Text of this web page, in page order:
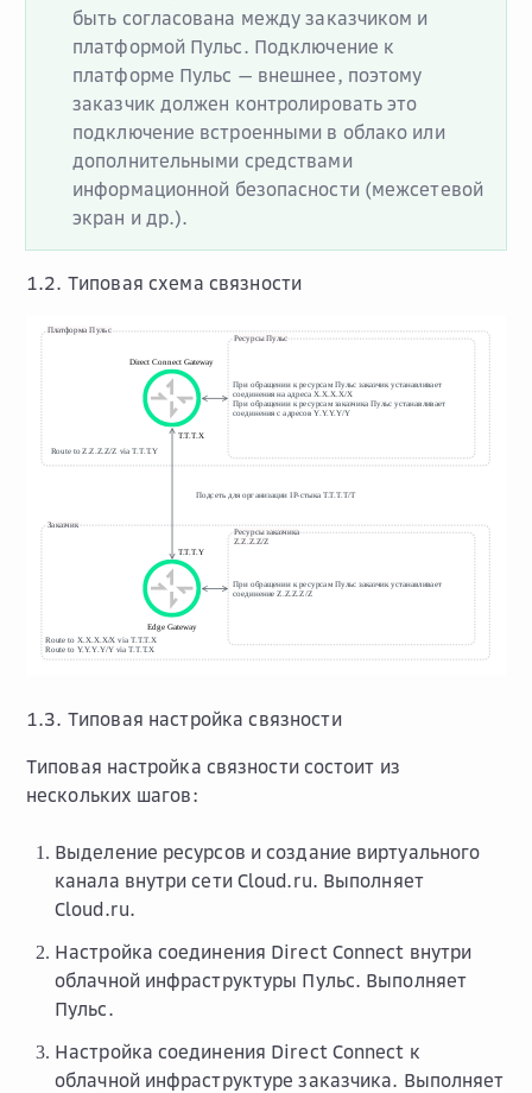
быть согласована между заказчиком и
платформой Пульс. Подключение к
платформе Пульс — внешнее, поэтому
заказчик должен контролировать это
подключение встроенными в облако или
дополнительными средствами
информационной безопасности (межсетевой
экран и др.).
1.2. Типовая схема связности
1.3. Типовая настройка связности
Типовая настройка связности состоит из
нескольких шагов:
Выделение ресурсов и создание виртуального
канала внутри сети Cloud.ru. Выполняет
Cloud.ru.
Настройка соединения Direct Connect внутри
облачной инфраструктуры Пульс. Выполняет
Пульс.
Настройка соединения Direct Connect к
облачной инфраструктуре заказчика. Выполняет